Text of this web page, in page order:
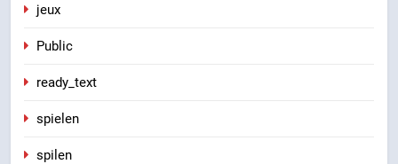
jeux
Public
ready_text
spielen
spilen